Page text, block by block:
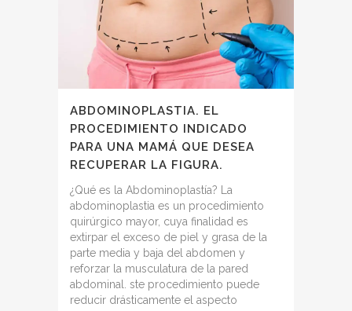
ABDOMINOPLASTIA. EL
PROCEDIMIENTO INDICADO
PARA UNA MAMÁ QUE DESEA
RECUPERAR LA FIGURA.
¿Qué es la Abdominoplastía? La
abdominoplastia es un procedimiento
quirúrgico mayor, cuya finalidad es
extirpar el exceso de piel y grasa de la
parte media y baja del abdomen y
reforzar la musculatura de la pared
abdominal. ste procedimiento puede
reducir drásticamente el aspecto